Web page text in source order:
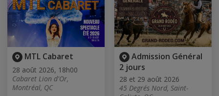
MTL Cabaret
28 août 2026, 18h00
Cabaret Lion d'Or,
Montréal, QC
Admission Général
2 jours
28 et 29 août 2026
45 Degrés Nord, Saint-